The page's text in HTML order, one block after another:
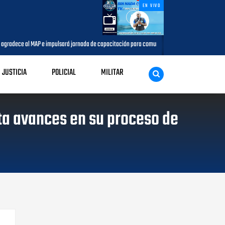
EN VIVO
impulsará jornada de capacitación para comunicadores del municipio
JUSTICIA POLICIAL MILITAR
avances en su proceso de